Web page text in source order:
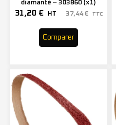
diamanté – 303860 (x1)
31,20 € HT 37,44 € TTC
Comparer